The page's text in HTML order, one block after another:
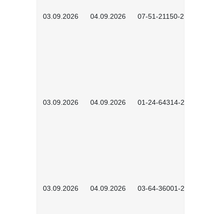
03.09.2026 04.09.2026 07-51-21150-2605
03.09.2026 04.09.2026 01-24-64314-2601
03.09.2026 04.09.2026 03-64-36001-2602